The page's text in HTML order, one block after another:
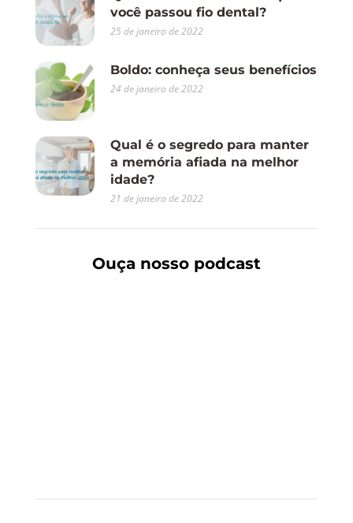
você passou fio dental?
25 de janeiro de 2022
Boldo: conheça seus benefícios
24 de janeiro de 2022
Qual é o segredo para manter
a memória afiada na melhor
idade?
21 de janeiro de 2022
Ouça nosso podcast